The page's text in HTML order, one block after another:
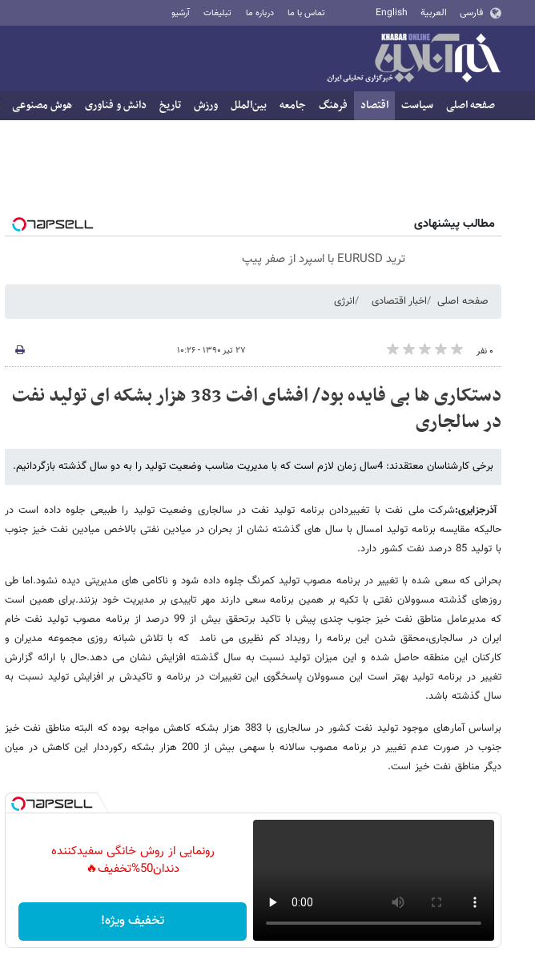
فارسی العربية English تماس با ما درباره ما تبلیغات آرشیو
صفحه اصلی سیاست اقتصاد فرهنگ جامعه بین‌الملل ورزش تاریخ دانش و فناوری هوش مصنوعی
مطالب پیشنهادی
ترید EURUSD با اسپرد از صفر پیپ
صفحه اصلی اخبار اقتصادی انرژی
۰ نفر ۲۷ تیر ۱۳۹۰ - ۱۰:۲۶
دستکاری ها بی فایده بود/ افشای افت 383 هزار بشکه ای تولید نفت
در سالجاری
برخی کارشناسان معتقدند: 4سال زمان لازم است که با مدیریت مناسب وضعیت تولید را به دو سال گذشته بازگردانیم.
آذرجزایری:شرکت ملی نفت با تغییردادن برنامه تولید نفت در سالجاری وضعیت تولید را طبیعی جلوه داده است در
حالیکه مقایسه برنامه تولید امسال با سال های گذشته نشان از بحران در میادین نفتی بالاخص میادین نفت خیز جنوب
با تولید 85 درصد نفت کشور دارد.
بحرانی که سعی شده با تغییر در برنامه مصوب تولید کمرنگ جلوه داده شود و ناکامی های مدیریتی دیده نشود.اما طی
روزهای گذشته مسوولان نفتی با تکیه بر همین برنامه سعی دارند مهر تاییدی بر مدیریت خود بزنند.برای همین است
که مدیرعامل مناطق نفت خیز جنوب چندی پیش با تاکید برتحقق بیش از 99 درصد از برنامه مصوب تولید نفت خام
ایران در سالجاری،محقق شدن این برنامه را رویداد کم نظیری می نامد که با تلاش شبانه روزی مجموعه مدیران و
کارکنان این منطقه حاصل شده و این میزان تولید نسبت به سال گذشته افزایش نشان می دهد.حال با ارائه گزارش
تغییر در برنامه تولید بهتر است این مسوولان پاسخگوی این تغییرات در برنامه و تاکیدش بر افزایش تولید نسبت به
سال گذشته باشد.
براساس آمارهای موجود تولید نفت کشور در سالجاری با 383 هزار بشکه کاهش مواجه بوده که البته مناطق نفت خیز
جنوب در صورت عدم تغییر در برنامه مصوب سالانه با سهمی بیش از 200 هزار بشکه رکورددار این کاهش در میان
دیگر مناطق نفت خیز است.
رونمایی از روش خانگی سفیدکننده
دندان50%تخفیف🔥
تخفیف ویژه!